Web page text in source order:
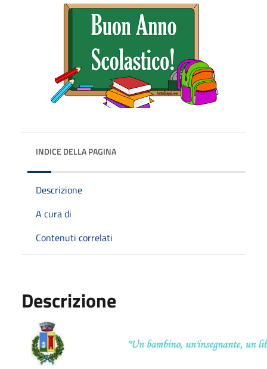
INDICE DELLA PAGINA
Descrizione
A cura di
Contenuti correlati
Descrizione